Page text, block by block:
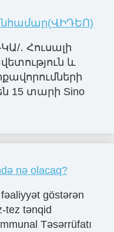
․ Հուսալի
և
15 տարի Sino
nə olacaq?
göstərən
tez tənqid
Təsərrüfatı